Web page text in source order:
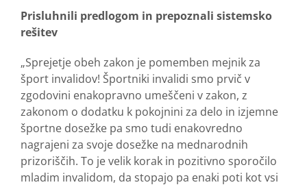
Prisluhnili predlogom in prepoznali sistemsko
rešitev
„Sprejetje obeh zakon je pomemben mejnik za
šport invalidov! Športniki invalidi smo prvič v
zgodovini enakopravno umeščeni v zakon, z
zakonom o dodatku k pokojnini za delo in izjemne
športne dosežke pa smo tudi enakovredno
nagrajeni za svoje dosežke na mednarodnih
prizoriščih. To je velik korak in pozitivno sporočilo
mladim invalidom, da stopajo pa enaki poti kot vsi